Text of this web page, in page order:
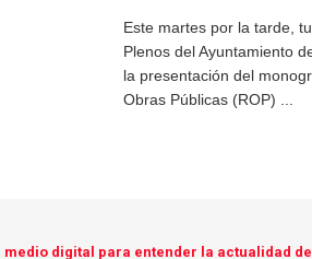
Este martes por la tarde,
Plenos del Ayuntamiento
la presentación del
Obras Públicas (ROP) ...
medio digital para entender la actualidad